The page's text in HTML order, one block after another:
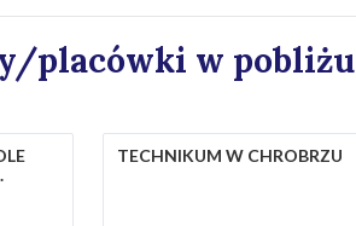
placówki w pobliżu
TECHNIKUM W CHROBRZU